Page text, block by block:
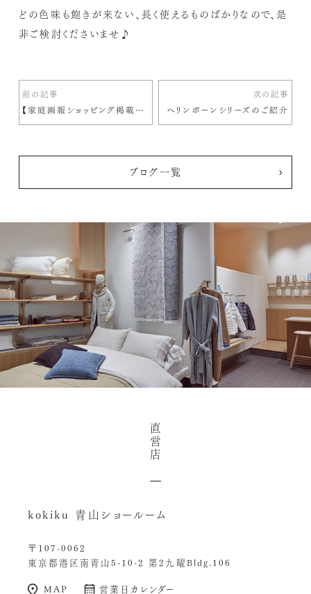
どの色味も飽きが来ない、長く使えるものばかりなので、是
非ご検討くださいませ♪
前の記事
【家庭画報ショッピング掲載商品】リネンダウンケットのご紹介
次の記事
ヘリンボーンシリーズのご紹介
ブログ一覧
直
営
店
kokiku 青山ショールーム
〒107-0062
東京都港区南青山5-10-2 第2九曜Bldg.106
MAP 営業日カレンダー